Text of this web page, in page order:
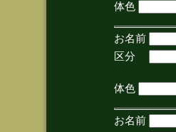
体色
お名前
区分
(
体色
お名前